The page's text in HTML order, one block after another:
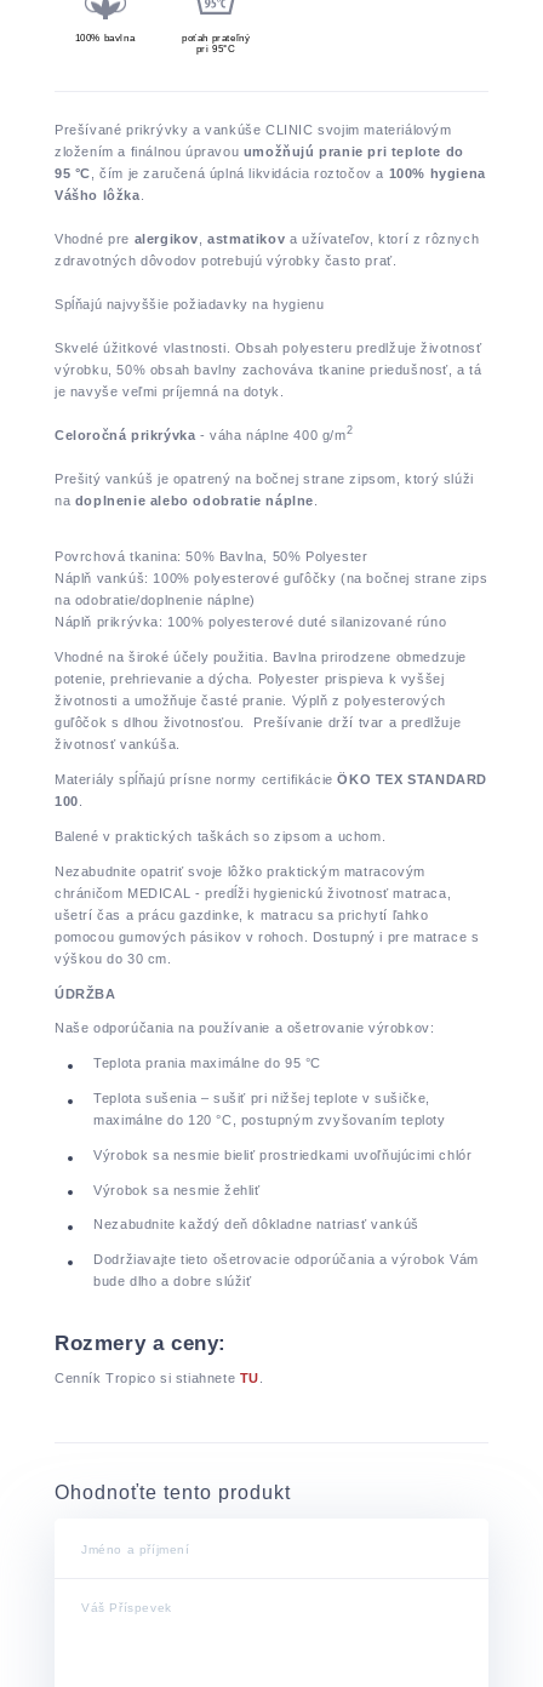
100% bavlna
poťah prateľný
pri 95°C
Prešívané prikrývky a vankúše CLINIC svojim materiálovým
zložením a finálnou úpravou umožňujú pranie pri teplote do
95 °C , čím je zaručená úplná likvidácia roztočov a 100% hygiena
Vášho lôžka
Vhodné pre alergikov ,astmatikov a užívateľov, ktorí z rôznych
zdravotných dôvodov potrebujú výrobky často prať.
Spĺňajú najvyššie požiadavky na hygienu
Skvelé úžitkové vlastnosti. Obsah polyesteru predlžuje životnosť
výrobku, 50% obsah bavlny zachováva tkanine priedušnosť, a tá
je navyše veľmi príjemná na dotyk.
Celoročná prikrývka - váha náplne 400 g/m2
Prešitý vankúš je opatrený na bočnej strane zipsom, ktorý slúži
na doplnenie alebo odobratie náplne
Povrchová tkanina: 50% Bavlna, 50% Polyester
Náplň vankúš: 100% polyesterové guľôčky (na bočnej strane zips
na odobratie/doplnenie náplne)
Náplň prikrývka: 100% polyesterové duté silanizované rúno
Vhodné na široké účely použitia. Bavlna prirodzene obmedzuje
potenie, prehrievanie a dýcha. Polyester prispieva k vyššej
životnosti a umožňuje časté pranie. Výplň z polyesterových
guľôčok s dlhou životnosťou. Prešívanie drží tvar a predlžuje
životnosť vankúša.
Materiály spĺňajú prísne normy certifikácieÖKO TEX STANDARD
100
Balené v praktických taškách so zipsom a uchom.
Nezabudnite opatriť svoje lôžko praktickým matracovým
chráničom MEDICAL - predĺži hygienickú životnosť matraca,
ušetrí čas a prácu gazdinke, k matracu sa prichytí ľahko
pomocou gumových pásikov v rohoch. Dostupný i pre matrace s
výškou do 30 cm.
ÚDRŽBA
Naše odporúčania na používanie a ošetrovanie výrobkov:
Teplota prania maximálne do 95 °C
Teplota sušenia – sušiť pri nižšej teplote v sušičke,
maximálne do 120 °C, postupným zvyšovaním teploty
Výrobok sa nesmie bieliť prostriedkami uvoľňujúcimi chlór
Výrobok sa nesmie žehliť
Nezabudnite každý deň dôkladne natriasť vankúš
Dodržiavajte tieto ošetrovacie odporúčania a výrobok Vám
bude dlho a dobre slúžiť
Rozmery a ceny:
Cenník Tropico si stiahnete TU
Ohodnoťte tento produkt